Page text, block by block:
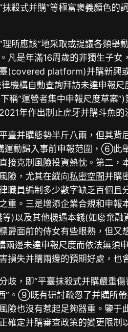
殺式并購”等極富褒義顏色
所應該”地采取或提議各類
凡是年滿16周歲的非獨生子
(covered platform)并購新
機構自動查詢拜訪未達申報
稱“運營者集中申報尺度草案
年作出制止虎牙并購斗魚
臺并購態勢半斤八兩，但其
動歸入事前申報范圍，⑥此
接克制風險投資熱忱。第二，
險，尤其在縱向私密空間并購
職員編制多少數字缺乏百個
重。三是增添企業合規和申
)以及其他機遇本錢(如廢棄
爵面前的侍女有些眼熟，但又
兩邊未達申報尺度而依法無
損失并購兩邊的預期好處，也
歧，即“平臺抹殺式并購嚴
”。⑨既有研討疏忽了并購所
也沒有惹起足夠器重。鑒
確定并購審查政策的變更限制